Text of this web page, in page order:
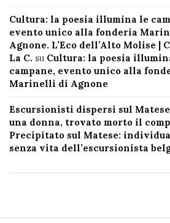
Cultura: la poesia illumina le
evento unico alla fonderia
Agnone. L’Eco dell’Alto Molise |
La C. su Cultura: la poesia
campane, evento unico alla
Marinelli di Agnone
Escursionisti dispersi sul
una donna, trovato morto il
Precipitato sul Matese:
senza vita dell’escursionista